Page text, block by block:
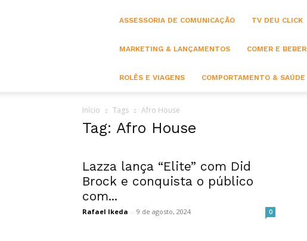
ASSESSORIA DE COMUNICAÇÃO TV DEU CLICK
MARKETING & LANÇAMENTOS COMER E BEBER
ROLÊS E VIAGENS COMPORTAMENTO & SAÚDE
Início Tags Afro House
Tag: Afro House
Lazza lança “Elite” com Did
Brock e conquista o público
com...
Rafael Ikeda - 9 de agosto, 2024 0